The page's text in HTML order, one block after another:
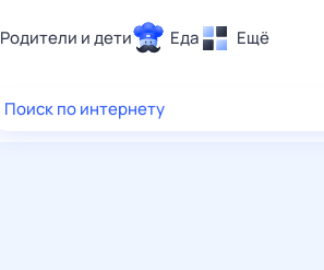
Родители и дети Еда Ещё
Здоровье
Поиск по интернету